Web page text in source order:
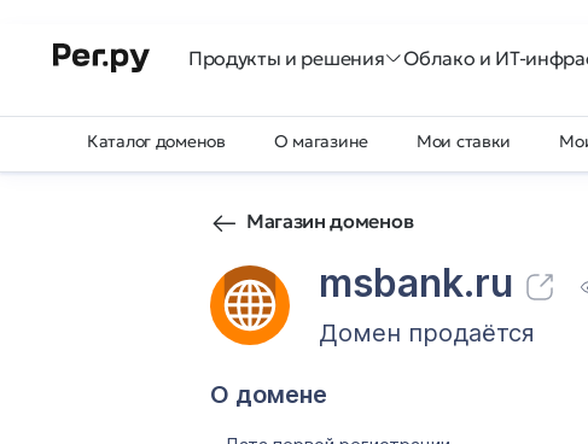
Продукты и решения Облако и ИТ-
Каталог доменов О магазине Мои ставки
Магазин доменов
msbank.ru
Домен продаётся
О домене